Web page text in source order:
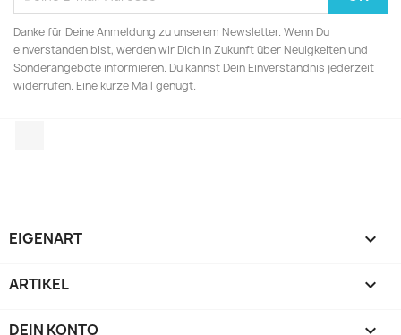
Danke für Deine Anmeldung zu unserem Newsletter. Wenn Du
einverstanden bist, werden wir Dich in Zukunft über Neuigkeiten und
Sonderangebote informieren. Du kannst Dein Einverständnis jederzeit
widerrufen. Eine kurze Mail genügt.
EIGENART 
ARTIKEL 
DEIN KONTO 